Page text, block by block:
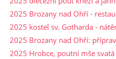
2025 Brozany nad Ohří -
2025 kostel sv. Gotharda -
2025 Brozany nad Ohří:
2025 Hrobce, poutní mše svatá